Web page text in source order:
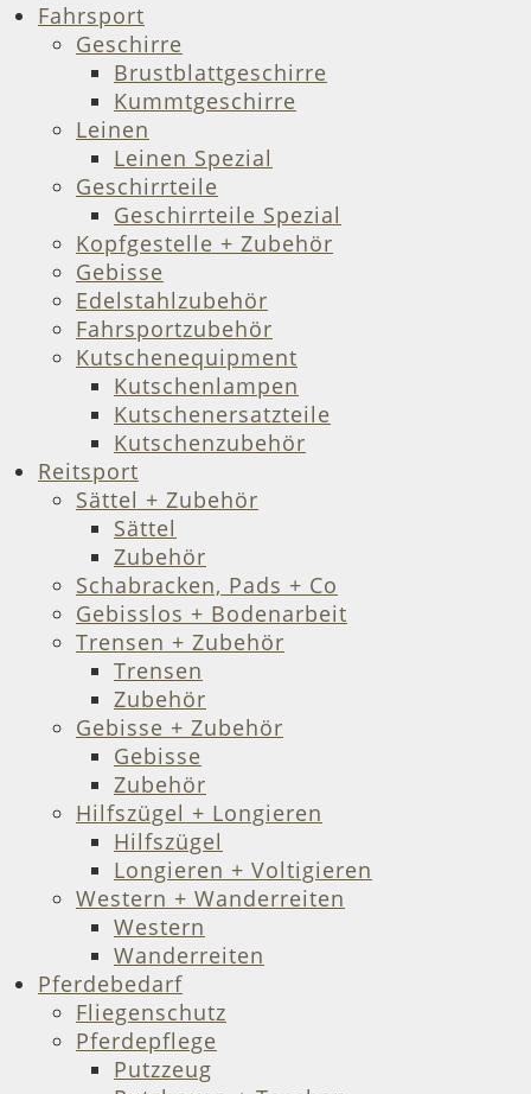
Fahrsport
Geschirre
Brustblattgeschirre
Kummtgeschirre
Leinen
Leinen Spezial
Geschirrteile
Geschirrteile Spezial
Kopfgestelle + Zubehör
Gebisse
Edelstahlzubehör
Fahrsportzubehör
Kutschenequipment
Kutschenlampen
Kutschenersatzteile
Kutschenzubehör
Reitsport
Sättel + Zubehör
Sättel
Zubehör
Schabracken, Pads + Co
Gebisslos + Bodenarbeit
Trensen + Zubehör
Trensen
Zubehör
Gebisse + Zubehör
Gebisse
Zubehör
Hilfszügel + Longieren
Hilfszügel
Longieren + Voltigieren
Western + Wanderreiten
Western
Wanderreiten
Pferdebedarf
Fliegenschutz
Pferdepflege
Putzzeug